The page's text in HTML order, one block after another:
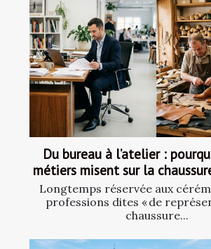
Du bureau à l’atelier :
métiers misent sur la
Longtemps réservée aux
professions dites « de
chaussure...